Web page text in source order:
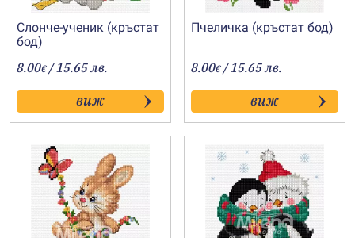
Слонче-ученик (кръстат
бод)
8.00€ / 15.65 лв.
виж
Пчеличка (кръстат бод)
8.00€ / 15.65 лв.
виж